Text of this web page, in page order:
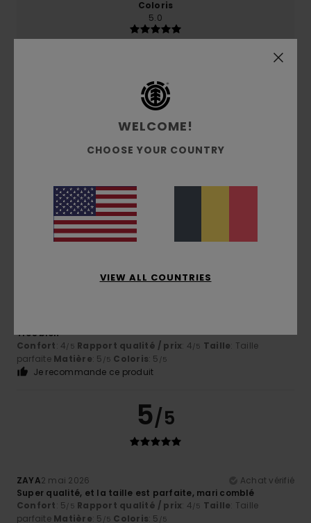
Coloris
5.0
5/5
Confort: 5/5 Rapport qualité / prix: 5/5 Taille: Taille
Matière: 5/5 Coloris
Je recommande ce produit
Tres bien
Confort: 4/5 Rapport qualité / prix: 4/5 Taille: Taille
parfaite Matière: 5 /5 Coloris: 5 /5
Je recommande ce produit
5/5
ZAYA2 mai 2026
Achat vérifié
Super qualité, et la taille est parfaite, mari comblé
Confort: 5/5 Rapport qualité / prix: 4/5 Taille: Taille
parfaite Matière: 5 /5 Coloris: 5 /5
WELCOME!
CHOOSE YOUR COUNTRY
VIEW ALL COUNTRIES